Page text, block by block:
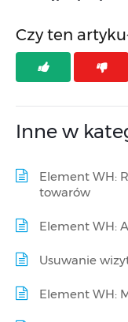
Czy ten
Inne w
Element WH:
towarów
Element WH:
Usuwanie
Element WH: